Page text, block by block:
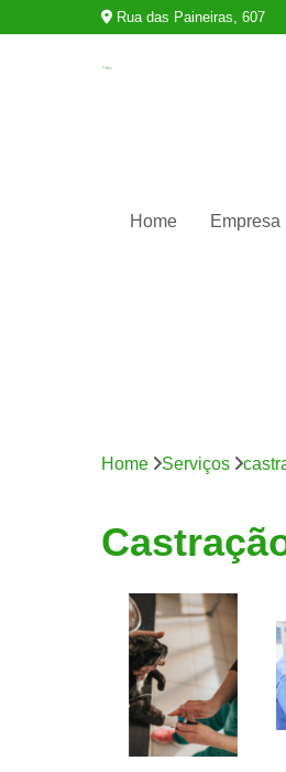
Rua das Paineiras, 607
Home Empresa
Home Serviços